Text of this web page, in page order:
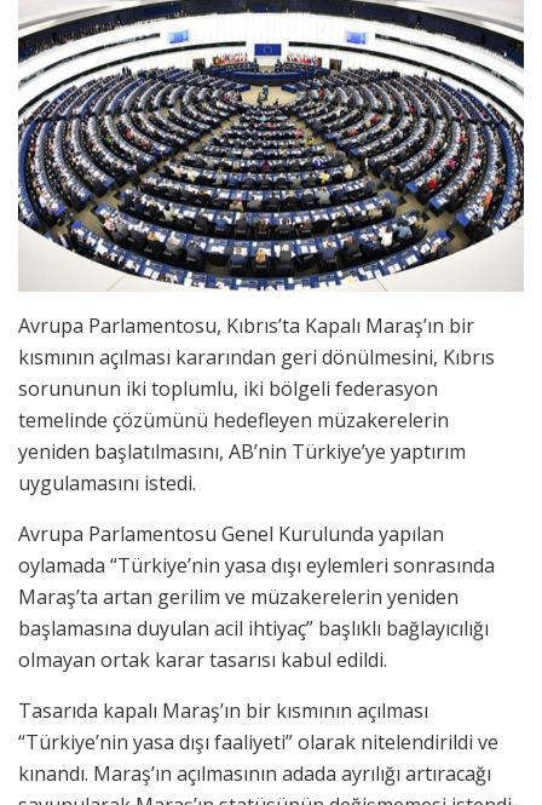
Avrupa Parlamentosu, Kıbrıs’ta Kapalı Maraş’ın bir
kısmının açılması kararından geri dönülmesini, Kıbrıs
sorununun iki toplumlu, iki bölgeli federasyon
temelinde çözümünü hedefleyen müzakerelerin
yeniden başlatılmasını, AB’nin Türkiye’ye yaptırım
uygulamasını istedi.
Avrupa Parlamentosu Genel Kurulunda yapılan
oylamada “Türkiye’nin yasa dışı eylemleri sonrasında
Maraş’ta artan gerilim ve müzakerelerin yeniden
başlamasına duyulan acil ihtiyaç” başlıklı bağlayıcılığı
olmayan ortak karar tasarısı kabul edildi.
Tasarıda kapalı Maraş’ın bir kısmının açılması
“Türkiye’nin yasa dışı faaliyeti” olarak nitelendirildi ve
kınandı. Maraş’ın açılmasının adada ayrılığı artıracağı